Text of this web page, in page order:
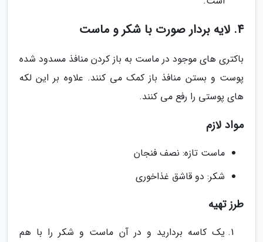
4. لایه بردار صورت با شکر و ماست
باکتری های موجود در ماست به باز کردن منافذ مسدود شده
پوست و بستن منافذ باز کمک می کنند. علاوه بر این لکه
های پوستی را رفع می کنند.
مواد لازم
ماست تازه: نصف فنجان
شکر: دو قاشق غذاخوری
طرز تهیه
یک کاسه بردارید و در آن ماست و شکر را با هم